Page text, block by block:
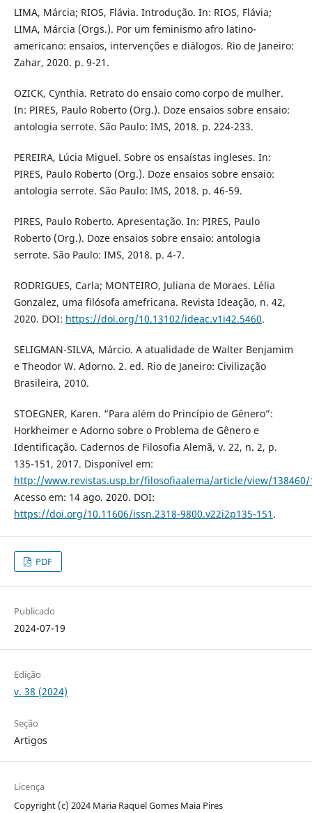
LIMA, Márcia; RIOS, Flávia. Introdução. In: RIOS, Flávia;
LIMA, Márcia (Orgs.). Por um feminismo afro latino-
americano: ensaios, intervenções e diálogos. Rio de Janeiro:
Zahar, 2020. p. 9-21.
OZICK, Cynthia. Retrato do ensaio como corpo de mulher.
In: PIRES, Paulo Roberto (Org.). Doze ensaios sobre ensaio:
antologia serrote. São Paulo: IMS, 2018. p. 224-233.
PEREIRA, Lúcia Miguel. Sobre os ensaístas ingleses. In:
PIRES, Paulo Roberto (Org.). Doze ensaios sobre ensaio:
antologia serrote. São Paulo: IMS, 2018. p. 46-59.
PIRES, Paulo Roberto. Apresentação. In: PIRES, Paulo
Roberto (Org.). Doze ensaios sobre ensaio: antologia
serrote. São Paulo: IMS, 2018. p. 4-7.
RODRIGUES, Carla; MONTEIRO, Juliana de Moraes. Lélia
Gonzalez, uma filósofa amefricana. Revista Ideação, n. 42,
2020. DOI: https://doi.org/10.13102/ideac.v1i42.5460.
SELIGMAN-SILVA, Márcio. A atualidade de Walter Benjamim
e Theodor W. Adorno. 2. ed. Rio de Janeiro: Civilização
Brasileira, 2010.
STOEGNER, Karen. “Para além do Princípio de Gênero”:
Horkheimer e Adorno sobre o Problema de Gênero e
Identificação. Cadernos de Filosofia Alemã, v. 22, n. 2, p.
135-151, 2017. Disponível em:
http://www.revistas.usp.br/filosofiaalema/article/view/138460/
Acesso em: 14 ago. 2020. DOI:
https://doi.org/10.11606/issn.2318-9800.v22i2p135-151 .
PDF
Publicado
2024-07-19
Edição
v. 38 (2024)
Seção
Artigos
Licença
Copyright (c) 2024 Maria Raquel Gomes Maia Pires